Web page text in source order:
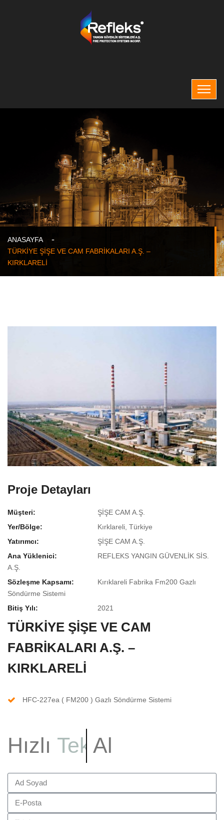
ANASAYFA
TÜRKİYE ŞİŞE VE CAM FABRİKALARI A.Ş. –
KIRKLARELİ
Proje Detayları
Müşteri:
ŞİŞE CAM A.Ş.
Yer/Bölge:
Kırklareli, Türkiye
Yatırımcı:
ŞİŞE CAM A.Ş.
Ana Yüklenici:
REFLEKS YANGIN GÜVENLİK SİS.
A.Ş.
Sözleşme Kapsamı:
Kırıklareli Fabrika Fm200 Gazlı
Söndürme Sistemi
Bitiş Yılı:
2021
TÜRKİYE ŞİŞE VE CAM
FABRİKALARI A.Ş. –
KIRKLARELİ
HFC-227ea ( FM200 ) Gazlı Söndürme Sistemi
Hızlı Bilgi
Al